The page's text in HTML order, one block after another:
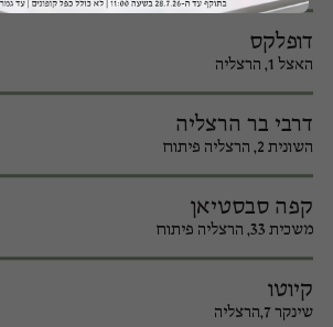
דופלקס
האצל 1, הרצליה
דרבי בר הרצליה
השונית 2, הרצליה פיתוח
קפה סבסטיאן
משכית 33, הרצליה פיתוח
קיוטו
שינקר 7,הרצליה